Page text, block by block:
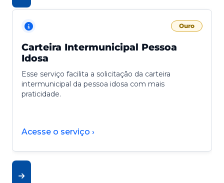
Ouro
Carteira Intermunicipal Pessoa
Idosa
Esse serviço facilita a solicitação da carteira
intermunicipal da pessoa idosa com mais
praticidade.
Acesse o serviço ›